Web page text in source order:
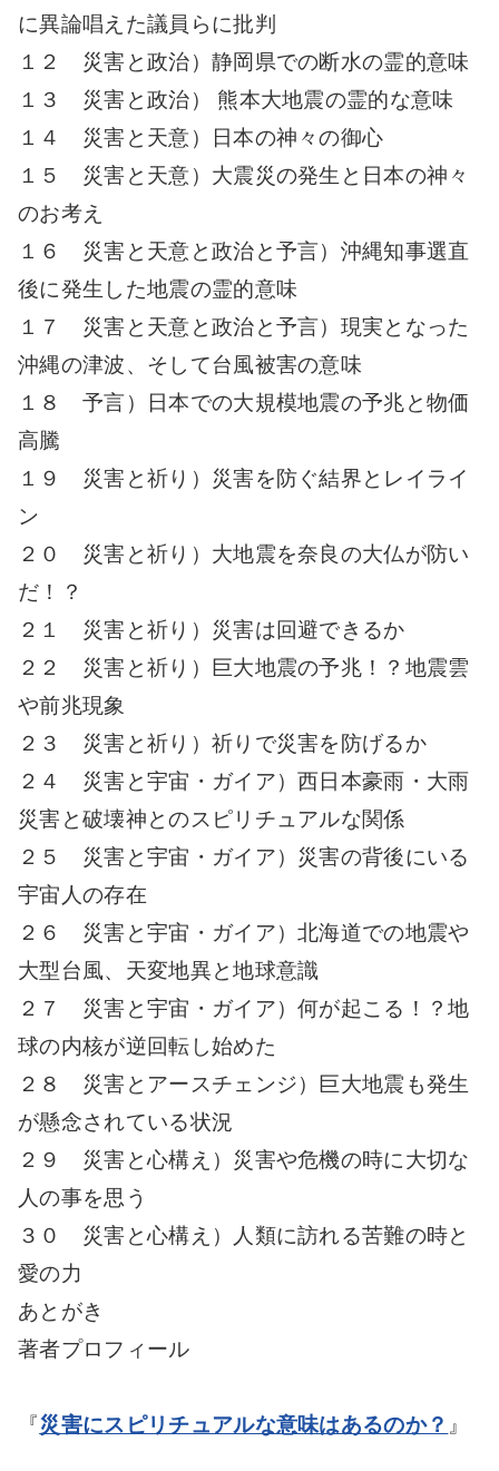
に異論唱えた議員らに批判
１２ 災害と政治）静岡県での断水の霊的意味
１３ 災害と政治） 熊本大地震の霊的な意味
１４ 災害と天意）日本の神々の御心
１５ 災害と天意）大震災の発生と日本の神々
のお考え
１６ 災害と天意と政治と予言）沖縄知事選直
後に発生した地震の霊的意味
１７ 災害と天意と政治と予言）現実となった
沖縄の津波、そして台風被害の意味
１８ 予言）日本での大規模地震の予兆と物価
高騰
１９ 災害と祈り）災害を防ぐ結界とレイライ
ン
２０ 災害と祈り）大地震を奈良の大仏が防い
だ！？
２１ 災害と祈り）災害は回避できるか
２２ 災害と祈り）巨大地震の予兆！？地震雲
や前兆現象
２３ 災害と祈り）祈りで災害を防げるか
２４ 災害と宇宙・ガイア）西日本豪雨・大雨
災害と破壊神とのスピリチュアルな関係
２５ 災害と宇宙・ガイア）災害の背後にいる
宇宙人の存在
２６ 災害と宇宙・ガイア）北海道での地震や
大型台風、天変地異と地球意識
２７ 災害と宇宙・ガイア）何が起こる！？地
球の内核が逆回転し始めた
２８ 災害とアースチェンジ）巨大地震も発生
が懸念されている状況
２９ 災害と心構え）災害や危機の時に大切な
人の事を思う
３０ 災害と心構え）人類に訪れる苦難の時と
愛の力
あとがき
著者プロフィール
『災害にスピリチュアルな意味はあるのか？ 』